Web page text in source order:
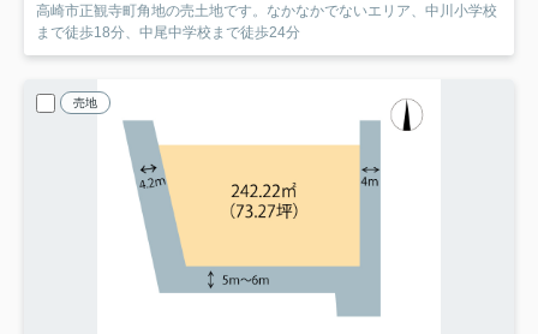
高崎市正観寺町角地の売土地です。なかなかでないエリア、中川小学校
まで徒歩18分、中尾中学校まで徒歩24分
売地